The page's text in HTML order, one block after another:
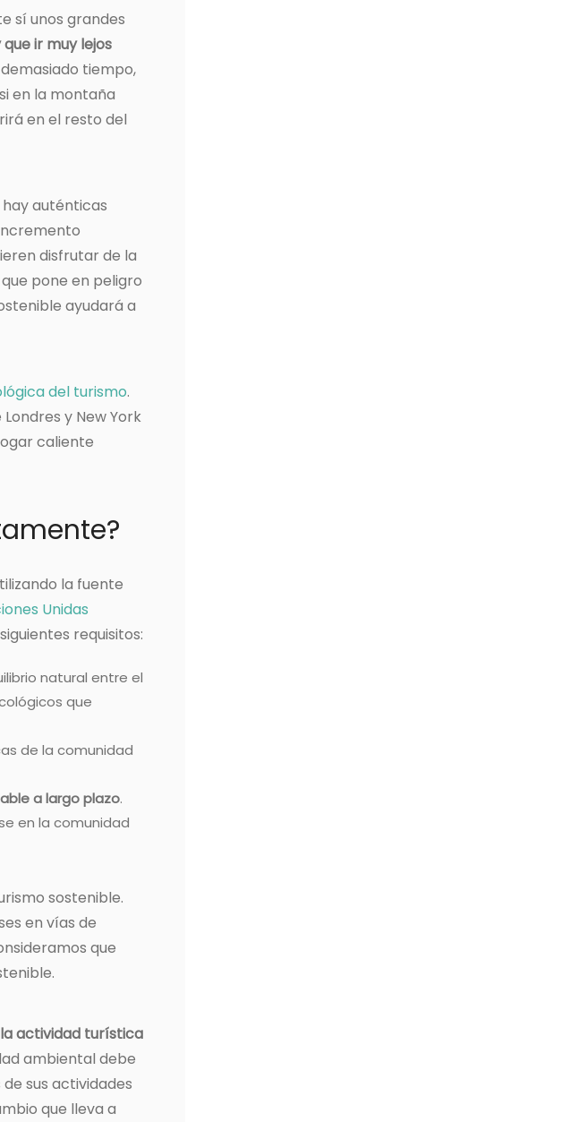
sí unos grandes
que ir muy lejos
tiempo,
en la montaña
en el resto del
auténticas
disfrutar de la
pone en peligro
ayudará a
del turismo.
y New York
caliente
la fuente
Unidas
requisitos:
natural entre el
que
de la comunidad
a largo plazo.
en la comunidad
sostenible.
en vías de
que
actividad turística
ambiental debe
sus actividades
que lleva a